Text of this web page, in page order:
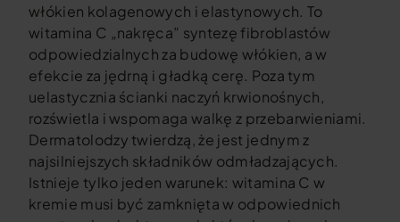
włókien kolagenowych i elastynowych. To
witamina C „nakręca” syntezę fibroblastów
odpowiedzialnych za budowę włókien, a w
efekcie za jędrną i gładką cerę. Poza tym
uelastycznia ścianki naczyń krwionośnych,
rozświetla i wspomaga walkę z przebarwieniami.
Dermatolodzy twierdzą, że jest jednym z
najsilniejszych składników odmładzających.
Istnieje tylko jeden warunek: witamina C w
kremie musi być zamknięta w odpowiednich